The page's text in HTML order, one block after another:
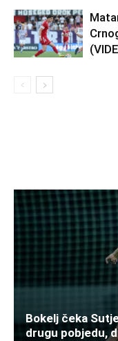
Bokelj čeka
drugu pobjedu,